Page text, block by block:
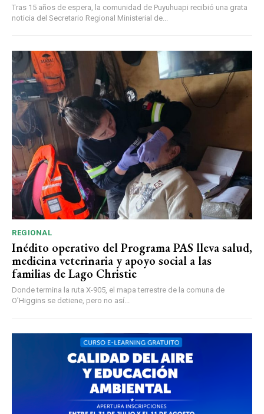
Tras 15 años de espera, la comunidad de Puyuhuapi recibió una grata
noticia del Secretario Regional Ministerial de...
REGIONAL
Inédito operativo del Programa PAS lleva salud,
medicina veterinaria y apoyo social a las
familias de Lago Christie
Donde termina la ruta X-905, el mapa terrestre de la comuna de
O’Higgins se detiene, pero no así...